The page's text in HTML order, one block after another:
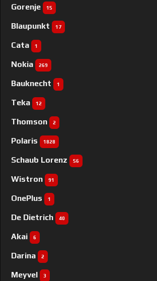
Gorenje 15
Blaupunkt 17
Cata 1
Nokia 269
Bauknecht 1
Teka 12
Thomson 2
Polaris 1828
Schaub Lorenz 56
Wistron 91
OnePlus 1
De Dietrich 40
Akai 6
Darina 2
Meyvel 3